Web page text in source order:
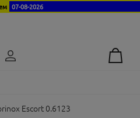
07-08-2026
Escort 0.6123